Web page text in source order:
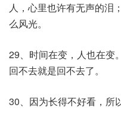
人，心里也许有无声的泪
么风光。
29、时间在变，人也在变
回不去就是回不去了。
30、因为长得不好看，所